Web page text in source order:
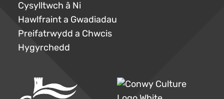
Cysylltwch â Ni
Hawlfraint a Gwadiadau
Preifatrwydd a Chwcis
Hygyrchedd